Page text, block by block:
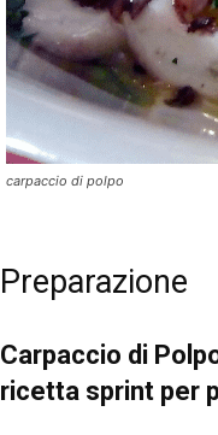
carpaccio di polpo
Preparazione
Carpaccio di
ricetta sprint per